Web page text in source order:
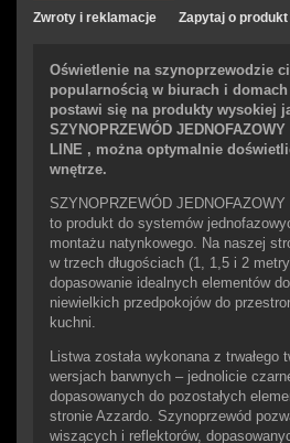
Zwroty i reklamacje Zapytaj o produkt
Oświetlenie na szynoprzewodzie
popularnością w biurach i
postawi się na produkty wysokiej
SZYNOPRZEWÓD
LINE , można optymalnie
wnętrze.
SZYNOPRZEWÓD
to produkt do systemów
montażu natynkowego. Na naszej
w trzech długościach (1, 1,5 i 2
dopasowanie idealnych elementów
niewielkich przedpokojów do
kuchni.
Listwa została wykonana z trwałego
wersjach barwnych – jednolicie
dopasowanych do pozostałych
stronie Azzardo. Szynoprzewód
wiszących i reflektorów,